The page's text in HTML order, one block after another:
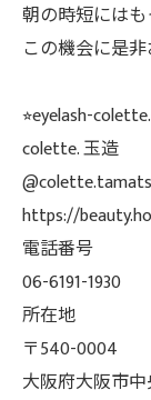
朝の時短には
この機会に是
⭐︎eyelash-
colette. 玉造
https://
電話番号
06-6191-1930
所在地
〒540-0004
大阪府大阪市